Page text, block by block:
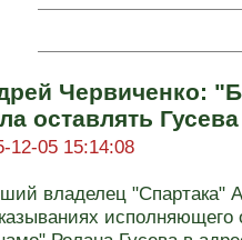
Червиченко:
оставлять
12-05 15:14:08
владелец "Спартака"
исполняющего